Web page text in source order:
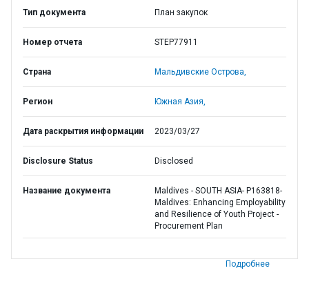
Тип документа План закупок
Номер отчета STEP77911
Страна Мальдивские Острова,
Регион Южная Азия,
Дата раскрытия информации 2023/03/27
Disclosure Status Disclosed
Название документа
Maldives - SOUTH ASIA- P163818-
Maldives: Enhancing Employability
and Resilience of Youth Project -
Procurement Plan
Подробнее